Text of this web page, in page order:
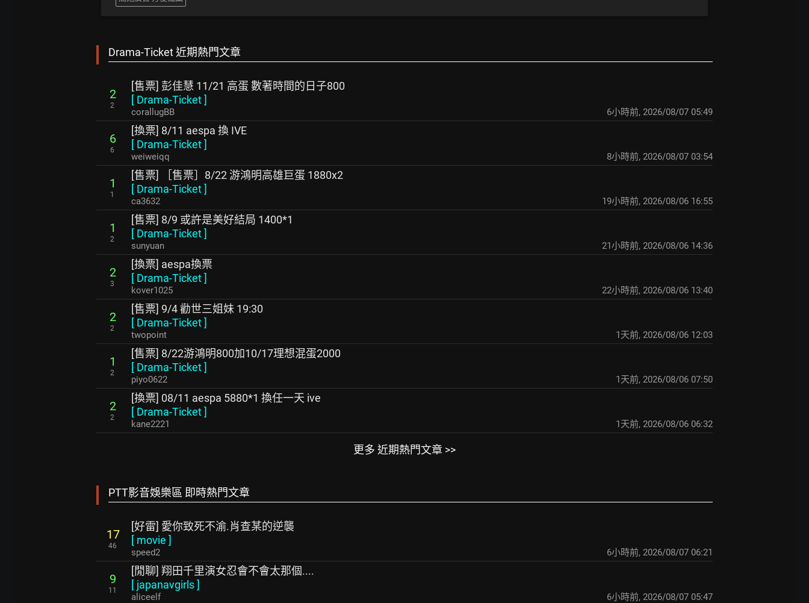
Drama-Ticket 近期熱門文章
2
2
[售票] 彭佳慧 11/21 高蛋 數著時間的日子800
[ Drama-Ticket]
corallugBB 6小時前, 2026/08/07 05:49
6
6
[換票] 8/11 aespa 換 IVE
[ Drama-Ticket]
weiweiqq 8小時前, 2026/08/07 03:54
1
1
[售票] ［售票］8/22 游鴻明高雄巨蛋 1880x2
[ Drama-Ticket]
ca3632 19小時前, 2026/08/06 16:55
1
2
[售票] 8/9 或許是美好結局 1400*1
[ Drama-Ticket]
sunyuan 21小時前, 2026/08/06 14:36
2
3
[換票] aespa換票
[ Drama-Ticket]
kover1025 22小時前, 2026/08/06 13:40
2
2
[售票] 9/4 勸世三姐妹 19:30
[ Drama-Ticket]
twopoint 1天前, 2026/08/06 12:03
1
2
[售票] 8/22游鴻明800加10/17理想混蛋2000
[ Drama-Ticket]
piyo0622 1天前, 2026/08/06 07:50
2
2
[換票] 08/11 aespa 5880*1 換任一天 ive
[ Drama-Ticket]
kane2221 1天前, 2026/08/06 06:32
更多 近期熱門文章 >>
PTT影音娛樂區 即時熱門文章
17
46
[好雷] 愛你致死不渝.肖查某的逆襲
[ movie ]
speed2 6小時前, 2026/08/07 06:21
9
11
[閒聊] 翔田千里演女忍會不會太那個....
[ japanavgirls]
aliceelf 6小時前, 2026/08/07 05:47